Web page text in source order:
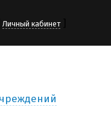
Личный кабинет